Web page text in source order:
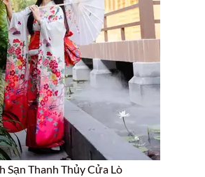
Sạn Thanh Thủy Cửa Lò